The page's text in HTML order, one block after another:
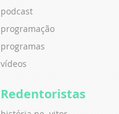
podcast
programação
programas
vídeos
Redentoristas